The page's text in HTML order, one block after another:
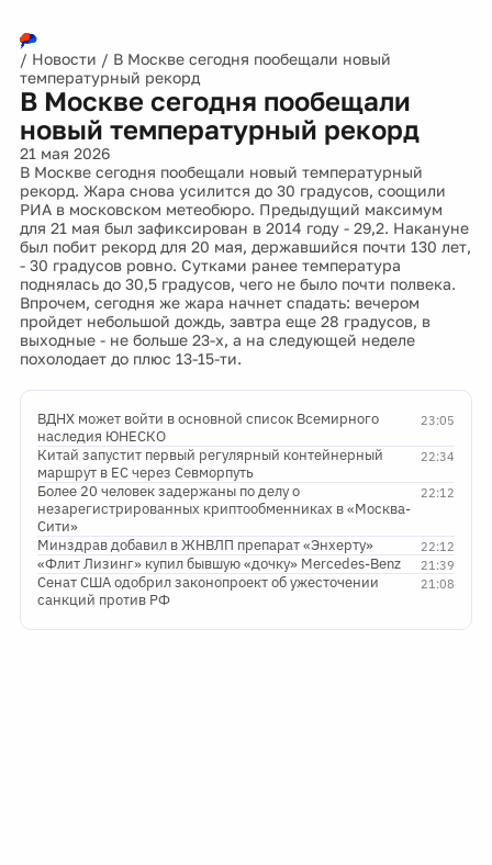
/ Новости / В Москве сегодня пообещали новый
температурный рекорд
В Москве сегодня пообещали
новый температурный рекорд
21 мая 2026
В Москве сегодня пообещали новый температурный
рекорд. Жара снова усилится до 30 градусов, соощили
РИА в московском метеобюро. Предыдущий максимум
для 21 мая был зафиксирован в 2014 году - 29,2. Накануне
был побит рекорд для 20 мая, державшийся почти 130 лет,
- 30 градусов ровно. Сутками ранее температура
поднялась до 30,5 градусов, чего не было почти полвека.
Впрочем, сегодня же жара начнет спадать: вечером
пройдет небольшой дождь, завтра еще 28 градусов, в
выходные - не больше 23-х, а на следующей неделе
похолодает до плюс 13-15-ти.
23:05
ВДНХ может войти в основной список Всемирного
наследия ЮНЕСКО
22:34
Китай запустит первый регулярный контейнерный
маршрут в ЕС через Севморпуть
22:12
Более 20 человек задержаны по делу о
незарегистрированных криптообменниках в «Москва-
Сити»
22:12
Минздрав добавил в ЖНВЛП препарат «Энхерту»
21:39
«Флит Лизинг» купил бывшую «дочку» Mercedes-Benz
21:08
Сенат США одобрил законопроект об ужесточении
санкций против РФ